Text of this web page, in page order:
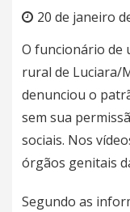
20 de janeiro
O funcionário de
rural de Luciara/
denunciou o
sem sua
sociais. Nos
órgãos genitais
Segundo as